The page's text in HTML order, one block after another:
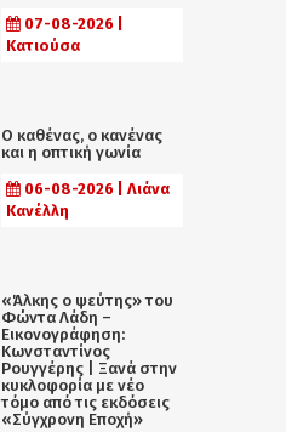
07-08-2026 |
Κατιούσα
Ο καθένας, ο κανένας
και η οπτική γωνία
06-08-2026 | Λιάνα
Κανέλλη
«Άλκης ο ψεύτης» του
Φώντα Λάδη –
Εικονογράφηση:
Κωνσταντίνος
Ρουγγέρης | Ξανά στην
κυκλοφορία με νέο
τόμο από τις εκδόσεις
«Σύγχρονη Εποχή»